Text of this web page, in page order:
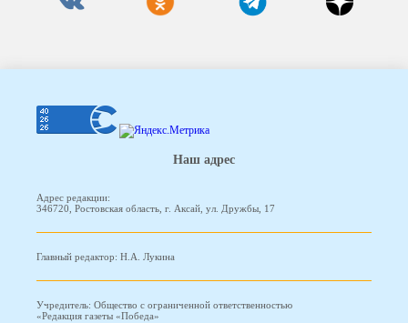
Наш адрес
Адрес редакции:
346720, Ростовская область, г. Аксай, ул. Дружбы, 17
Главный редактор: Н.А. Лукина
Учредитель: Общество с ограниченной ответственностью
«Редакция газеты «Победа»